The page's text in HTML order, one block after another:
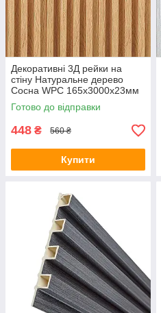
Декоративні 3Д рейки на
стіну Натуральне дерево
Сосна WPC 165х3000х23мм
стінова рейка вертикальна
композит
Готово до відправки
448 ₴ 560 ₴
Купити